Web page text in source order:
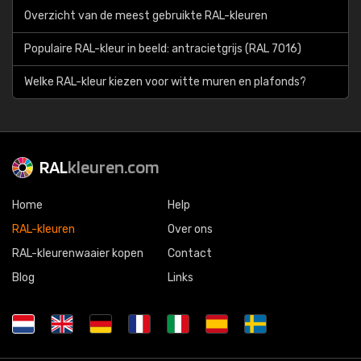
Overzicht van de meest gebruikte RAL-kleuren
Populaire RAL-kleur in beeld: antracietgrijs (RAL 7016)
Welke RAL-kleur kiezen voor witte muren en plafonds?
RALkleuren.com
Home
RAL-kleuren
RAL-kleurenwaaier kopen
Blog
Help
Over ons
Contact
Links